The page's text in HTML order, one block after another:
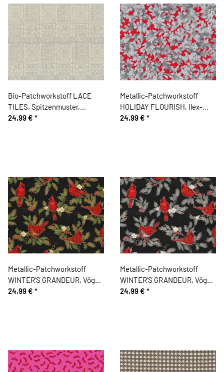
Bio-Patchworkstoff LACE
TILES, Spitzenmuster,
hellbeige-steingrau, Jane
24,99 € *
Metallic-Patchworkstoff
HOLIDAY FLOURISH, Ilex-
Blätter, rot-silber, Robert
24,99 € *
Metallic-Patchworkstoff
WINTER'S GRANDEUR, Vögel,
schwarz-gold, Robert
24,99 € *
Metallic-Patchworkstoff
WINTER'S GRANDEUR, Vögel,
schwarz-silber, Robert
24,99 € *